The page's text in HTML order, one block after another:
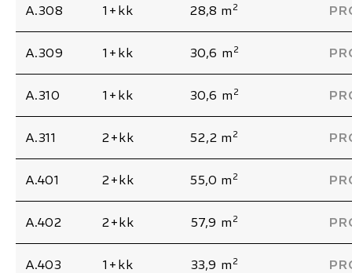
A.308 1+kk 28,8 m 2
A.309 1+kk 30,6 m 2
A.310 1+kk 30,6 m 2
A.311 2+kk 52,2 m 2
A.401 2+kk 55,0 m 2
A.402 2+kk 57,9 m 2
A.403 1+kk 33,9 m 2